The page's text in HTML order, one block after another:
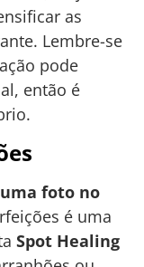
as
Lembre-se
pode
então é
foto no
é uma
Spot Healing